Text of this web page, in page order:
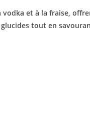
et à la fraise,
tout en